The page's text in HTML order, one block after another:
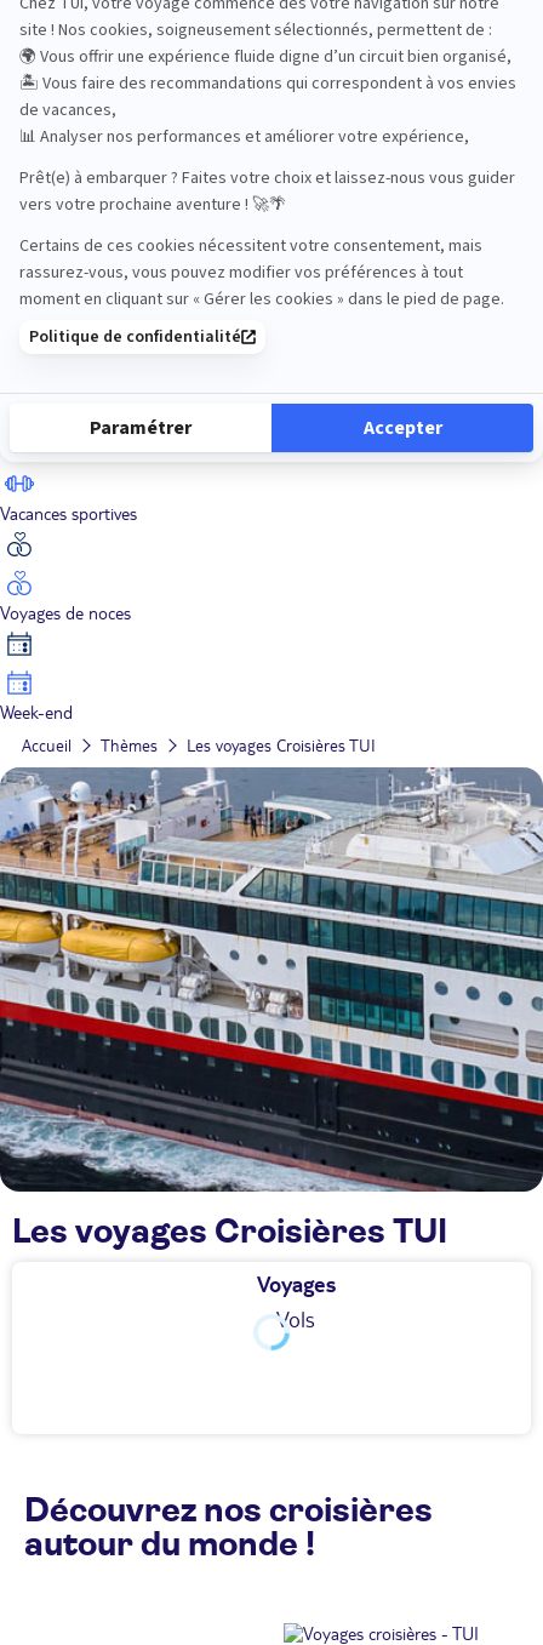
Road Trips
Safari
Sénior
Vacances sportives
Voyages de noces
Week-end
Accueil Thèmes Les voyages Croisières TUI
Les voyages Croisières TUI
Voyages
Vols
Découvrez nos croisières
autour du monde !